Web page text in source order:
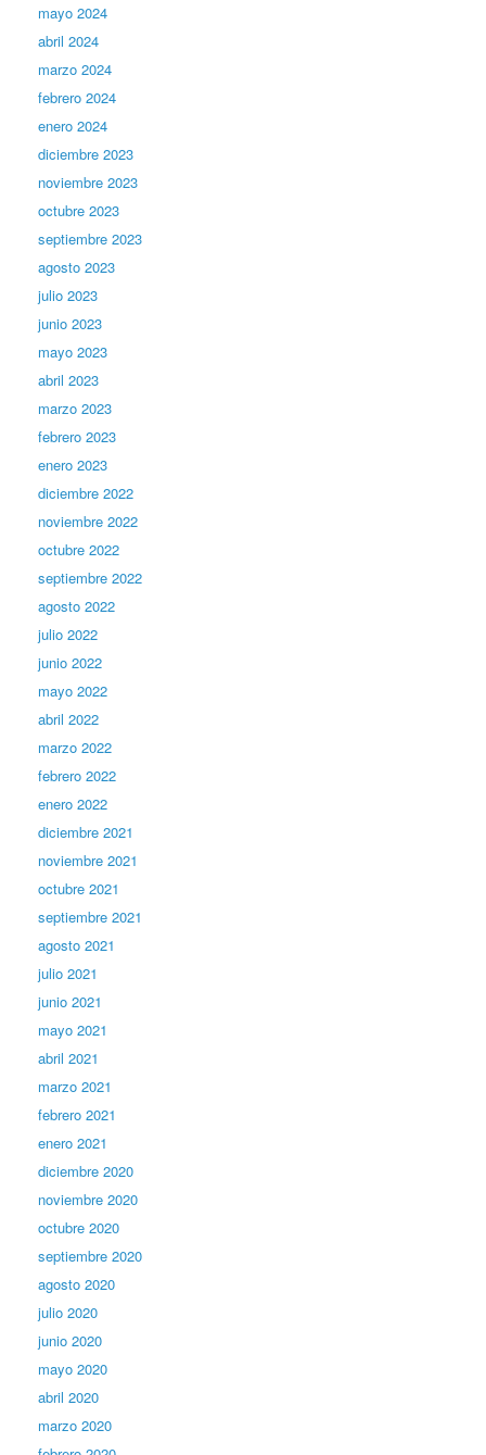
mayo 2024
abril 2024
marzo 2024
febrero 2024
enero 2024
diciembre 2023
noviembre 2023
octubre 2023
septiembre 2023
agosto 2023
julio 2023
junio 2023
mayo 2023
abril 2023
marzo 2023
febrero 2023
enero 2023
diciembre 2022
noviembre 2022
octubre 2022
septiembre 2022
agosto 2022
julio 2022
junio 2022
mayo 2022
abril 2022
marzo 2022
febrero 2022
enero 2022
diciembre 2021
noviembre 2021
octubre 2021
septiembre 2021
agosto 2021
julio 2021
junio 2021
mayo 2021
abril 2021
marzo 2021
febrero 2021
enero 2021
diciembre 2020
noviembre 2020
octubre 2020
septiembre 2020
agosto 2020
julio 2020
junio 2020
mayo 2020
abril 2020
marzo 2020